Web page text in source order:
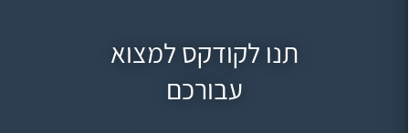
תנו לקודקס למצוא
עבורכם